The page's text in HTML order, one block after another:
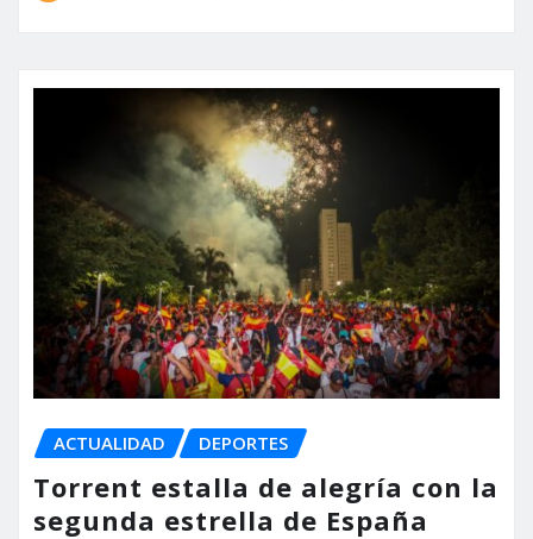
ACTUALIDAD DEPORTES
Torrent estalla de alegría con la
segunda estrella de España